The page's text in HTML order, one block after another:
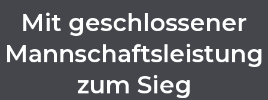
Mit geschlossener
Mannschaftsleistung
zum Sieg